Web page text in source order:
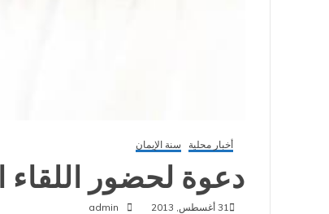
أخبار محلية سنة الإيمان
دعوة لحضور اللقاء
31 أغسطس, 2013 admin